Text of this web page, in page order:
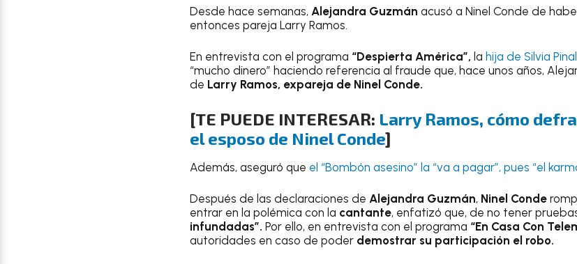
Desde hace semanas, Alejandra Guzmán acusó a Ninel Conde de
entonces pareja Larry Ramos.
En entrevista con el programa “Despierta América”, la hija de Silvia Pinal
“mucho dinero” haciendo referencia al fraude que, hace unos años,
de Larry Ramos, expareja de Ninel Conde.
[TE PUEDE INTERESAR: Larry Ramos, cómo
el esposo de Ninel Conde]
Además, aseguró que el “Bombón asesino” la “va a pagar”, pues “el
Después de las declaraciones de Alejandra Guzmán, Ninel Conde
entrar en la polémica con la cantante, enfatizó que, de no tener
infundadas”. Por ello, en entrevista con el programa “En Casa Con
autoridades en caso de poder demostrar su participación el robo.